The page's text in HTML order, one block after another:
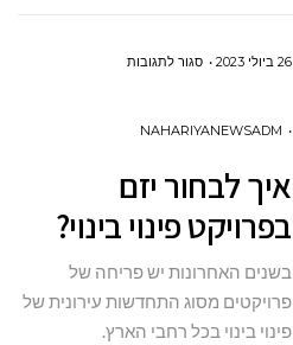
26 ביולי 2023 סגור לתגובותעל
בפרויקט
פינוי
NAHARIYANEWSADM
איך לבחור יזם
בפרויקט פינוי בינוי?
בשנים האחרונות יש פריחה של
פרויקטים מסוג התחדשות עירונית של
פינוי בינוי בכל רחבי הארץ.